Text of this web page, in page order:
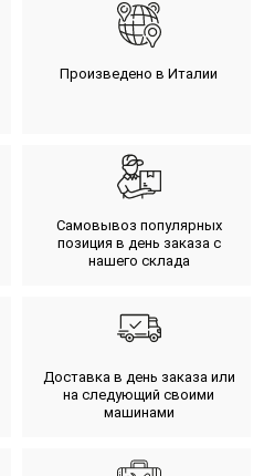
Произведено в Италии
Самовывоз популярных
позиция в день заказа с
нашего склада
Доставка в день заказа или
на следующий своими
машинами